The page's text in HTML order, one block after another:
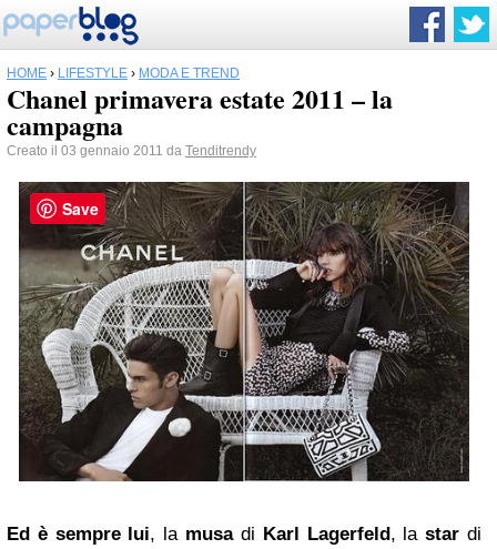
HOME › LIFESTYLE › MODA E TREND
Chanel primavera estate 2011 – la
campagna
Creato il 03 gennaio 2011 da Tenditrendy
Ed è sempre lui, la musa di Karl Lagerfeld , lastar di
Save